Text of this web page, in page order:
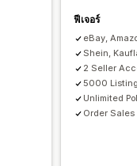
ฟีเจอร์
eBay,
Shein,
2 Seller
5000
Unlimited
Order